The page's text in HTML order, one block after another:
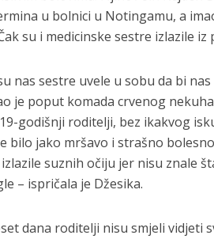
u bolnici u Notingamu, a
su i medicinske sestre izlazile
nas sestre uvele u sobu da bi
je poput komada crvenog
godišnji roditelji, bez ikakvog
bilo jako mršavo i strašno
suznih očiju jer nisu znale
– ispričala je Džesika.
dana roditelji nisu smjeli vidjeti